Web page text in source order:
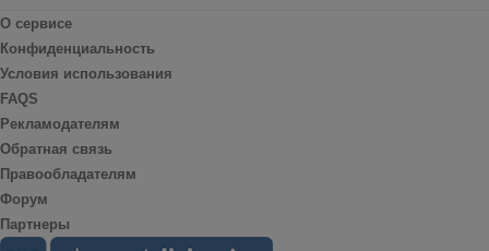
О сервисе
Конфиденциальность
Условия использования
FAQS
Рекламодателям
Обратная связь
Правообладателям
Форум
Партнеры